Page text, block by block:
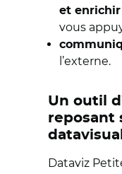
et
vous
l’externe.
Un outil
reposant
Dataviz